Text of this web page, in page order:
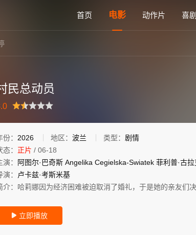
首页 电影 动作片 喜
清电影免费在线观看 - 雅思电影网
民总动员
荐
份： 2026 地区： 波兰 类型： 剧情
态： 正片 / 06-18
演：
阿图尔·巴奇斯 Angelika Cegielska-Swiatek 菲利普·古
演：
卢卡兹·考斯米基
介： 哈莉娜因为经济困难被迫取消了婚礼，于是她的亲友们
 立即播放